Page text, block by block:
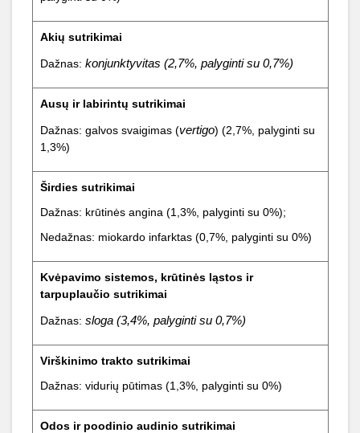
Akių sutrikimai
Dažnas: konjunktyvitas (2,7%, palyginti su 0,7%)
Ausų ir labirintų sutrikimai
Dažnas: galvos svaigimas (vertigo) (2,7%, palyginti su
1,3%)
Širdies sutrikimai
Dažnas: krūtinės angina (1,3%, palyginti su 0%);
Nedažnas: miokardo infarktas (0,7%, palyginti su 0%)
Kvėpavimo sistemos, krūtinės ląstos ir
tarpuplaučio sutrikimai
Dažnas: sloga (3,4%, palyginti su 0,7%)
Virškinimo trakto sutrikimai
Dažnas: vidurių pūtimas (1,3%, palyginti su 0%)
Odos ir poodinio audinio sutrikimai